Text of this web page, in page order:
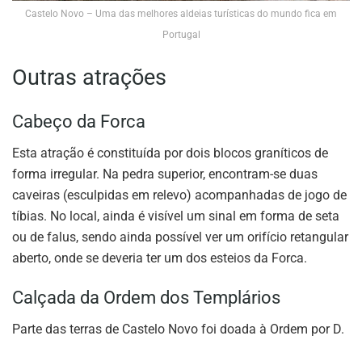
Castelo Novo – Uma das melhores aldeias turísticas do mundo fica em
Portugal
Outras atrações
Cabeço da Forca
Esta atração é constituída por dois blocos graníticos de
forma irregular. Na pedra superior, encontram-se duas
caveiras (esculpidas em relevo) acompanhadas de jogo de
tíbias. No local, ainda é visível um sinal em forma de seta
ou de falus, sendo ainda possível ver um orifício retangular
aberto, onde se deveria ter um dos esteios da Forca.
Calçada da Ordem dos Templários
Parte das terras de Castelo Novo foi doada à Ordem por D.